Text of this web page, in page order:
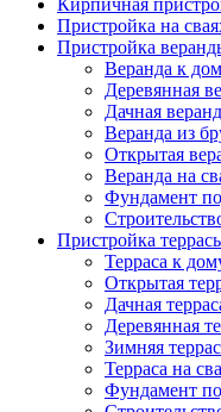
Пристройка на
Пристройка
Веранда к
Деревянная
Дачная
Веранда из
Открытая
Веранда на
Фундамент
Пристройка
Терраса к
Открытая
Дачная
Деревянная
Зимняя
Терраса на
Фундамент